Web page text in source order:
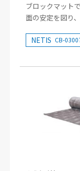
ブロックマット
面の安定を図り
NETIS CB-